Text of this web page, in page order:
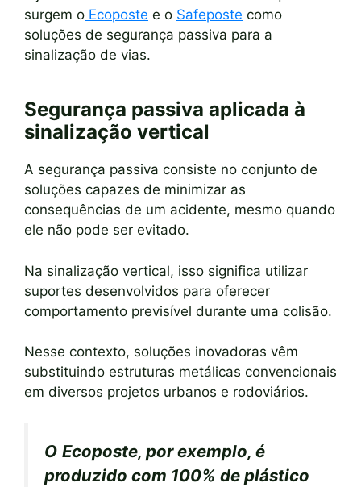
surgem o Ecoposte e o Safeposte como
soluções de segurança passiva para a
sinalização de vias.
Segurança passiva aplicada à
sinalização vertical
A segurança passiva consiste no conjunto de
soluções capazes de minimizar as
consequências de um acidente, mesmo quando
ele não pode ser evitado.
Na sinalização vertical, isso significa utilizar
suportes desenvolvidos para oferecer
comportamento previsível durante uma colisão.
Nesse contexto, soluções inovadoras vêm
substituindo estruturas metálicas convencionais
em diversos projetos urbanos e rodoviários.
O Ecoposte, por exemplo, é
produzido com 100% de plástico